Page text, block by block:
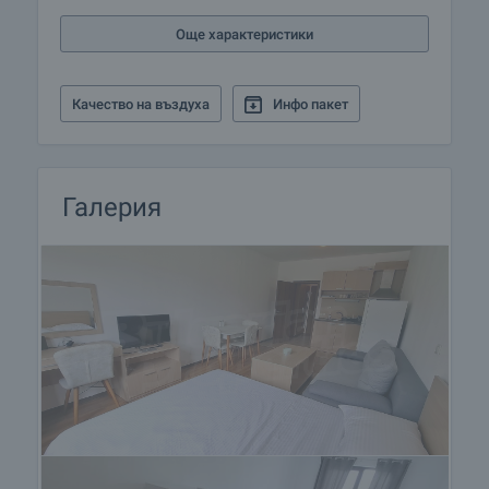
Още характеристики
Качество на въздуха Инфо пакет
Галерия